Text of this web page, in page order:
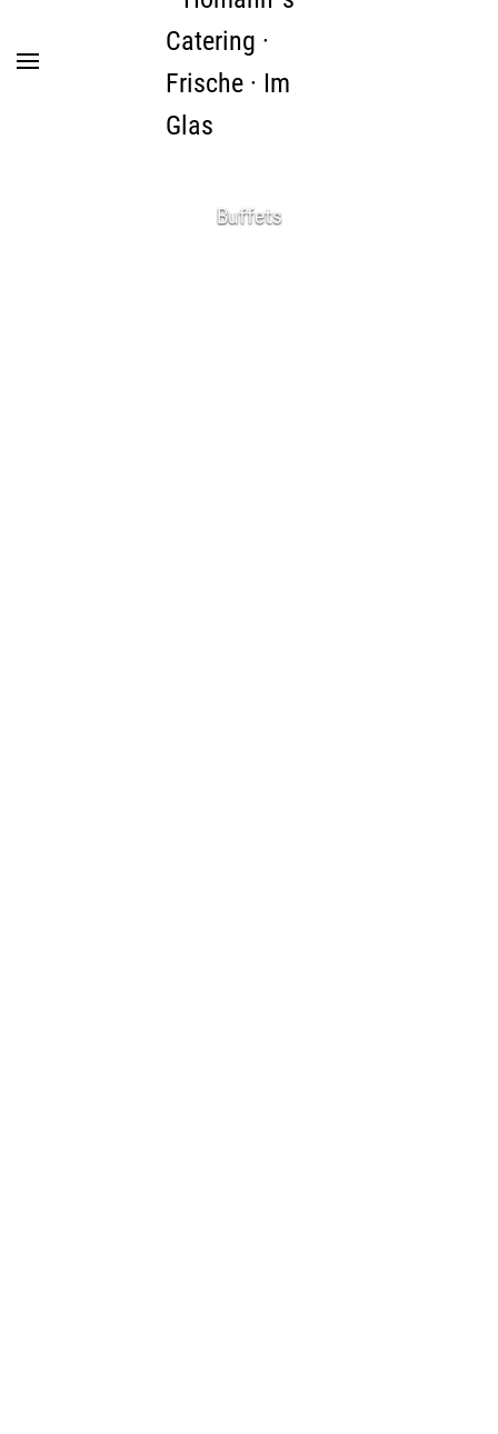
Zum Hauptinhalt springen
Buffets